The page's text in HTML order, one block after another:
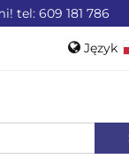
tel: 609 181 786
Język
OFERTA